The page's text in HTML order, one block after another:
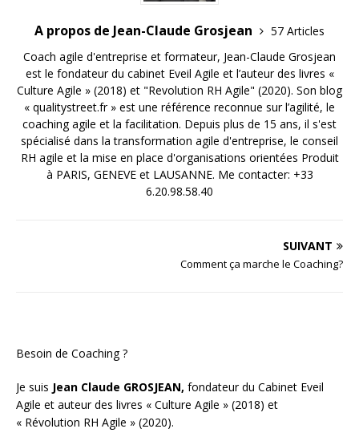
A propos de Jean-Claude Grosjean
57 Articles
Coach agile d'entreprise et formateur, Jean-Claude Grosjean
est le fondateur du cabinet Eveil Agile et l’auteur des livres «
Culture Agile » (2018) et "Revolution RH Agile" (2020). Son blog
« qualitystreet.fr » est une référence reconnue sur l’agilité, le
coaching agile et la facilitation. Depuis plus de 15 ans, il s'est
spécialisé dans la transformation agile d'entreprise, le conseil
RH agile et la mise en place d'organisations orientées Produit
à PARIS, GENEVE et LAUSANNE. Me contacter: +33
6.20.98.58.40
SUIVANT
Comment ça marche le Coaching?
Besoin de Coaching ?
Je suis Jean Claude GROSJEAN, fondateur du Cabinet Eveil
Agile et auteur des livres « Culture Agile » (2018) et
« Révolution RH Agile » (2020).